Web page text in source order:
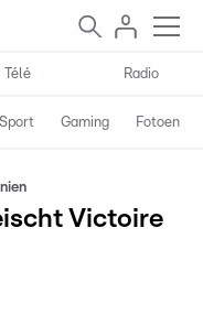
Télé Radio
Sport Gaming Fotoen
Victoire